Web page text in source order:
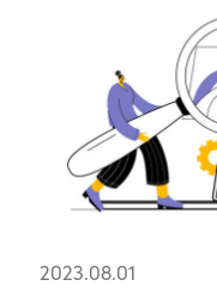
2023.08.01